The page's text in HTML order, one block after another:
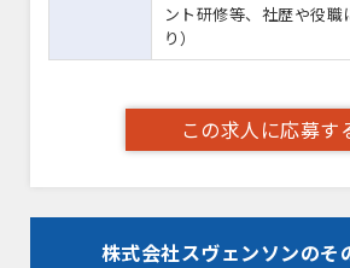
ント研修等、社歴や役職
り）
この求人に応募す
株式会社スヴェンソンのそ